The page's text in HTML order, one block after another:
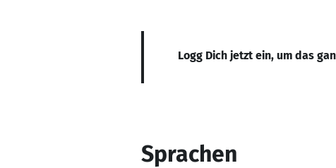
Logg Dich jetzt ein, um das
Sprachen